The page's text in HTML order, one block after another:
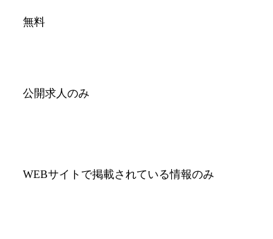
無料
公開求人のみ
WEBサイトで掲載されている情報のみ